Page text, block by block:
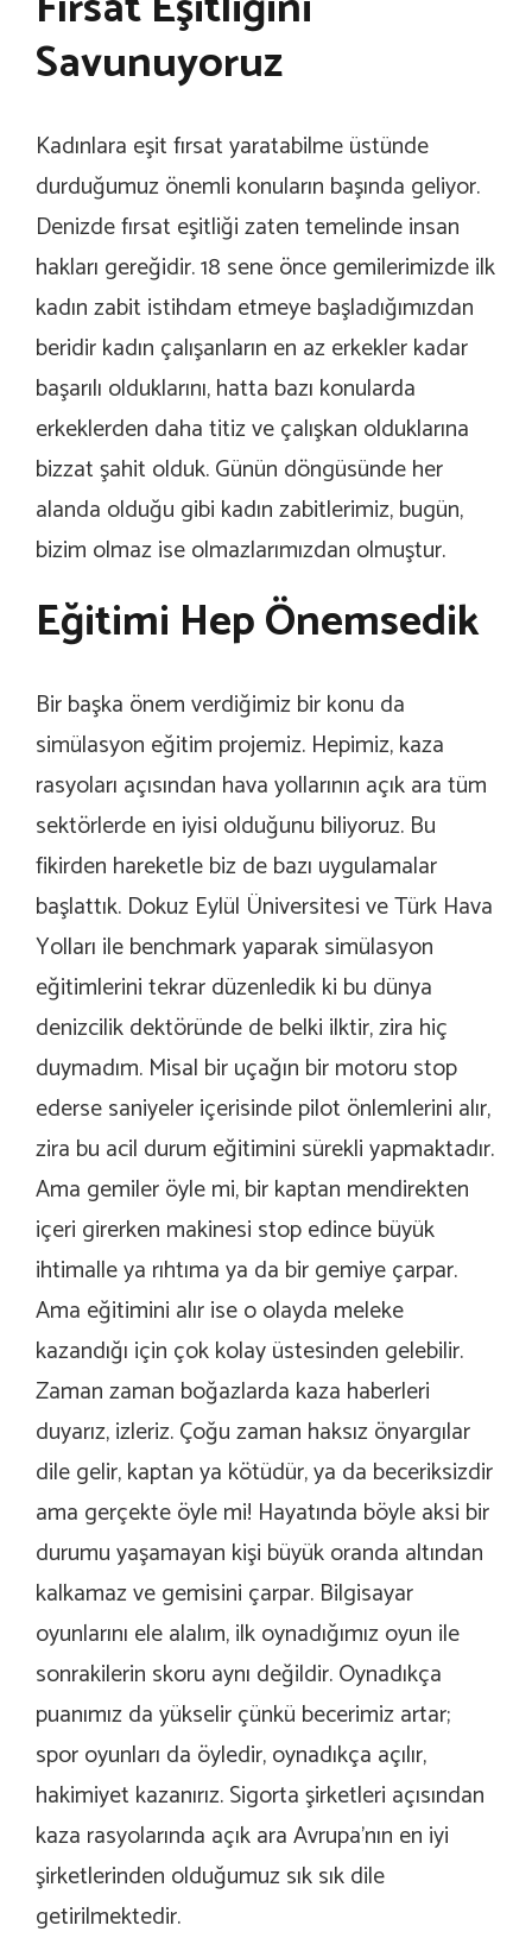
Savunuyoruz
Kadınlara eşit fırsat yaratabilme üstünde
durduğumuz önemli konuların başında geliyor.
Denizde fırsat eşitliği zaten temelinde insan
hakları gereğidir. 18 sene önce gemilerimizde ilk
kadın zabit istihdam etmeye başladığımızdan
beridir kadın çalışanların en az erkekler kadar
başarılı olduklarını, hatta bazı konularda
erkeklerden daha titiz ve çalışkan olduklarına
bizzat şahit olduk. Günün döngüsünde her
alanda olduğu gibi kadın zabitlerimiz, bugün,
bizim olmaz ise olmazlarımızdan olmuştur.
Eğitimi Hep Önemsedik
Bir başka önem verdiğimiz bir konu da
simülasyon eğitim projemiz. Hepimiz, kaza
rasyoları açısından hava yollarının açık ara tüm
sektörlerde en iyisi olduğunu biliyoruz. Bu
fikirden hareketle biz de bazı uygulamalar
başlattık. Dokuz Eylül Üniversitesi ve Türk Hava
Yolları ile benchmark yaparak simülasyon
eğitimlerini tekrar düzenledik ki bu dünya
denizcilik dektöründe de belki ilktir, zira hiç
duymadım. Misal bir uçağın bir motoru stop
ederse saniyeler içerisinde pilot önlemlerini alır,
zira bu acil durum eğitimini sürekli yapmaktadır.
Ama gemiler öyle mi, bir kaptan mendirekten
içeri girerken makinesi stop edince büyük
ihtimalle ya rıhtıma ya da bir gemiye çarpar.
Ama eğitimini alır ise o olayda meleke
kazandığı için çok kolay üstesinden gelebilir.
Zaman zaman boğazlarda kaza haberleri
duyarız, izleriz. Çoğu zaman haksız önyargılar
dile gelir, kaptan ya kötüdür, ya da beceriksizdir
ama gerçekte öyle mi! Hayatında böyle aksi bir
durumu yaşamayan kişi büyük oranda altından
kalkamaz ve gemisini çarpar. Bilgisayar
oyunlarını ele alalım, ilk oynadığımız oyun ile
sonrakilerin skoru aynı değildir. Oynadıkça
puanımız da yükselir çünkü becerimiz artar;
spor oyunları da öyledir, oynadıkça açılır,
hakimiyet kazanırız. Sigorta şirketleri açısından
kaza rasyolarında açık ara Avrupa’nın en iyi
şirketlerinden olduğumuz sık sık dile
getirilmektedir.